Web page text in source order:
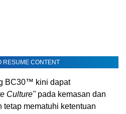
RESUME CONTENT
BC30™ kini dapat
Culture"pada kemasan dan
tetap mematuhi ketentuan